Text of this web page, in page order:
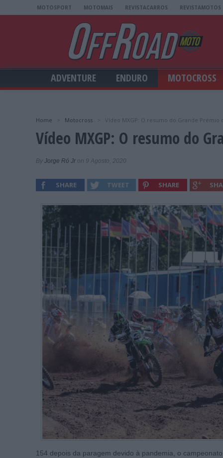
MOTOSPORT MOTOMAIS REVISTACARROS REVISTAMOTOS
ADVENTURE ENDURO MOTOCROSS
Home Motocross Vídeo MXGP: O resumo do Grande Prémio
Vídeo MXGP: O resumo do
By Jorge Ró Jr on 9 Agosto, 2020
SHARE TWEET SHARE
154 depois da paragem devido à pandemia, o